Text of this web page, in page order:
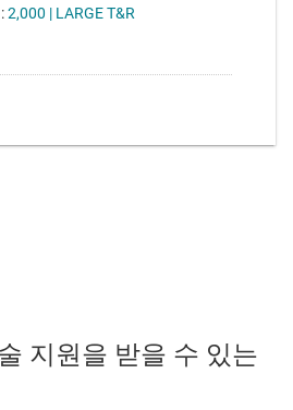
지원을 받을 수 있는